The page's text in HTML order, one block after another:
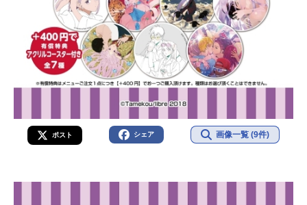
ポスト シェア 画像一覧 (9件)